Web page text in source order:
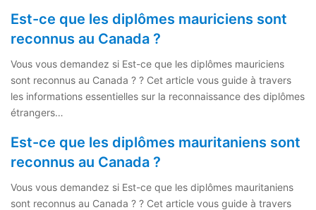
Est-ce que les diplômes mauriciens sont
reconnus au Canada ?
Vous vous demandez si Est-ce que les diplômes mauriciens
sont reconnus au Canada ? ? Cet article vous guide à travers
les informations essentielles sur la reconnaissance des diplômes
étrangers…
Est-ce que les diplômes mauritaniens sont
reconnus au Canada ?
Vous vous demandez si Est-ce que les diplômes mauritaniens
sont reconnus au Canada ? ? Cet article vous guide à travers